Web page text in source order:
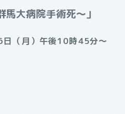
馬大病院手術死～」
（月）午後10時45分～